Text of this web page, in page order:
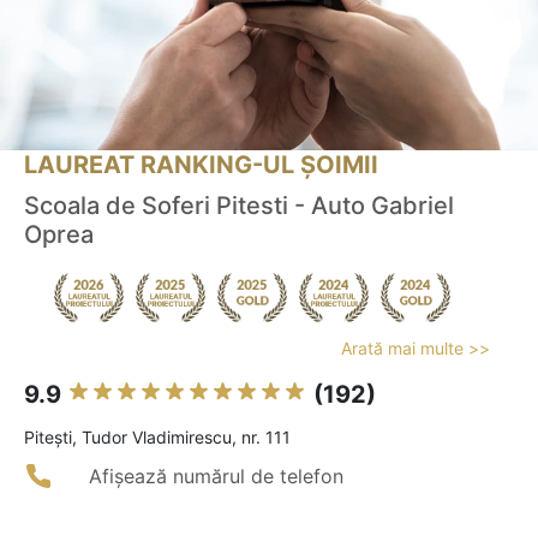
LAUREAT RANKING-UL ȘOIMII
Scoala de Soferi Pitesti - Auto Gabriel
Oprea
Arată mai multe >>
9.9 (192)
Piteşti, Tudor Vladimirescu, nr. 111
Afișează numărul de telefon